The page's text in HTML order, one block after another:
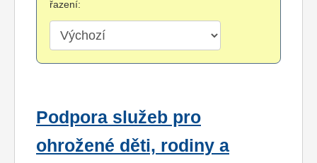
řazení:
Podpora služeb pro
ohrožené děti, rodiny a